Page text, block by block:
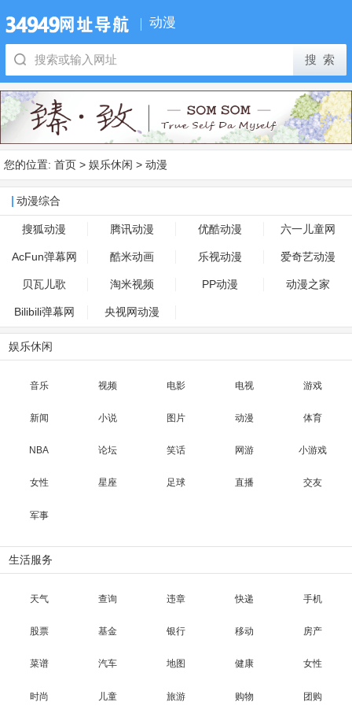
动漫
您的位置: 首页 > 娱乐休闲 > 动漫
动漫综合
搜狐动漫 腾讯动漫 优酷动漫 六一儿童网
AcFun弹幕网 酷米动画 乐视动漫 爱奇艺动漫
贝瓦儿歌 淘米视频 PP动漫 动漫之家
Bilibili弹幕网 央视网动漫
娱乐休闲
音乐 视频 电影 电视 游戏
新闻 小说 图片 动漫 体育
NBA 论坛 笑话 网游 小游戏
女性 星座 足球 直播 交友
军事
生活服务
天气 查询 违章 快递 手机
股票 基金 银行 移动 房产
菜谱 汽车 地图 健康 女性
时尚 儿童 旅游 购物 团购